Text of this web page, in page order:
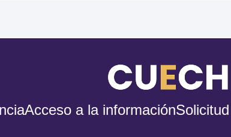
Acceso a la información